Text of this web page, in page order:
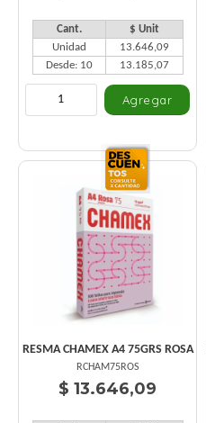
Cant.
$ Unit
Unidad
13.646,09
Desde: 10
13.185,07
RESMA CHAMEX A4 75GRS ROSA
RCHAM75ROS
$ 13.646,09